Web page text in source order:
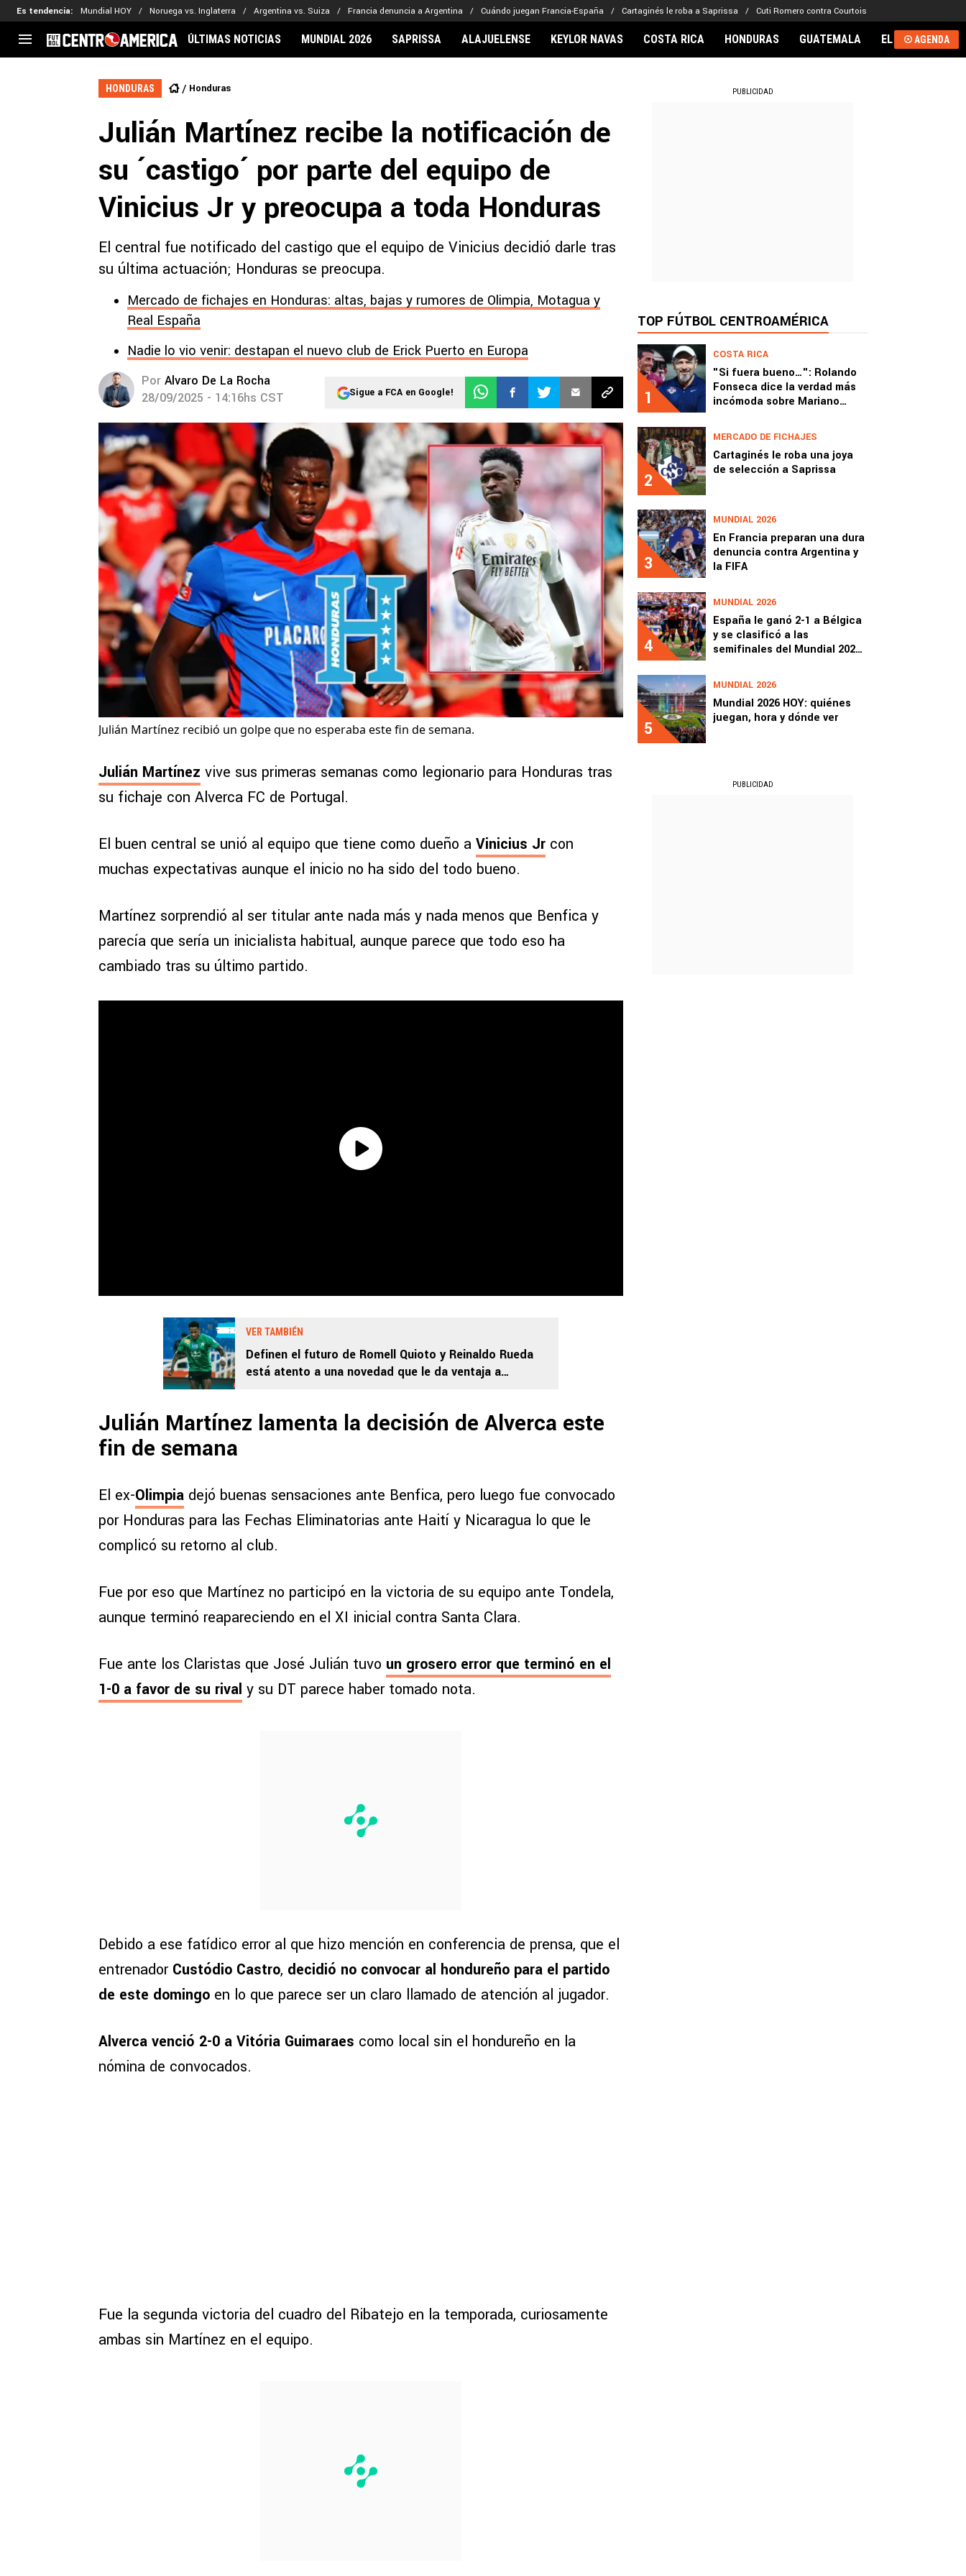
Es tendencia: Mundial HOY Noruega vs. Inglaterra Argentina vs. Suiza Francia denuncia a Argentina Cuándo juegan Francia-España Cartaginés le roba a Saprissa Cuti Romero contra Courtois
CENTROAMÉRICA
El Salvador
CONCACAF
Liga de Naciones
Copa de Campeones
Copa Centroamericana
MLS
Kervin Arriaga
Nathaniel Méndez-Laing
Alajuelense
Comunicaciones
Municipal
Olimpia
Real Estelí
Noticias
ÚLTIMAS NOTICIAS MUNDIAL 2026 SAPRISSA ALAJUELENSE KEYLOR NAVAS COSTA RICA HONDURAS GUATEMALA EL SALVADOR
AGENDA
HONDURAS Honduras
Julián Martínez recibe la notificación de
su ´castigo´ por parte del equipo de
Vinicius Jr y preocupa a toda Honduras
El central fue notificado del castigo que el equipo de Vinicius decidió darle tras
su última actuación; Honduras se preocupa.
Mercado de fichajes en Honduras: altas, bajas y rumores de Olimpia, Motagua y
Real España
Nadie lo vio venir: destapan el nuevo club de Erick Puerto en Europa
Por Alvaro De La Rocha
28/09/2025 - 14:16hs CST
Sigue a FCA en Google!
Julián Martínez recibió un golpe que no esperaba este fin de semana.
Julián Martínez vive sus primeras semanas como legionario para Honduras tras
su fichaje con Alverca FC de Portugal.
El buen central se unió al equipo que tiene como dueño a Vinicius Jr con
muchas expectativas aunque el inicio no ha sido del todo bueno.
Martínez sorprendió al ser titular ante nada más y nada menos que Benfica y
parecía que sería un inicialista habitual, aunque parece que todo eso ha
cambiado tras su último partido.
VER TAMBIÉN
Definen el futuro de Romell Quioto y Reinaldo Rueda
está atento a una novedad que le da ventaja a
Julián Martínez lamenta la decisión de Alverca este
fin de semana
El ex-Olimpia dejó buenas sensaciones ante Benfica, pero luego fue convocado
por Honduras para las Fechas Eliminatorias ante Haití y Nicaragua lo que le
complicó su retorno al club.
Fue por eso que Martínez no participó en la victoria de su equipo ante Tondela,
aunque terminó reapareciendo en el XI inicial contra Santa Clara.
Fue ante los Claristas que José Julián tuvo un grosero error que terminó en el
1-0 a favor de su rival y su DT parece haber tomado nota.
Debido a ese fatídico error al que hizo mención en conferencia de prensa, que el
entrenador Custódio Castro, decidió no convocar al hondureño para el partido
de este domingo en lo que parece ser un claro llamado de atención al jugador.
Alverca venció 2-0 a Vitória Guimaraes como local sin el hondureño en la
nómina de convocados.
Fue la segunda victoria del cuadro del Ribatejo en la temporada, curiosamente
ambas sin Martínez en el equipo.
PUBLICIDAD
TOP FÚTBOL CENTROAMÉRICA
1
COSTA RICA
"Si fuera bueno…": Rolando
Fonseca dice la verdad más
incómoda sobre Mariano
2
MERCADO DE FICHAJES
Cartaginés le roba una joya
de selección a Saprissa
3
MUNDIAL 2026
En Francia preparan una dura
denuncia contra Argentina y
la FIFA
4
MUNDIAL 2026
España le ganó 2-1 a Bélgica
y se clasificó a las
semifinales del Mundial 2026:
5
MUNDIAL 2026
Mundial 2026 HOY: quiénes
juegan, hora y dónde ver
PUBLICIDAD